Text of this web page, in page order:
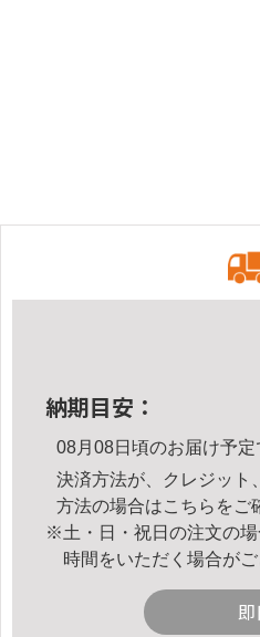
納期目安：
08月08日頃のお届け予定
決済方法が、クレジット
方法の場合はこちら をご
※土・日・祝日の注文の
時間をいただく場合がご
即